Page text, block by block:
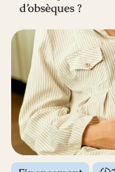
Prévoyance
Monument
Livraison de
d’obsèques ?